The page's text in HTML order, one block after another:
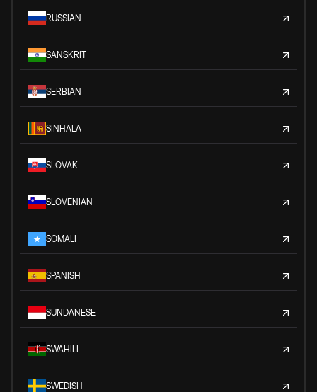
RUSSIAN
SANSKRIT
SERBIAN
SINHALA
SLOVAK
SLOVENIAN
SOMALI
SPANISH
SUNDANESE
SWAHILI
SWEDISH